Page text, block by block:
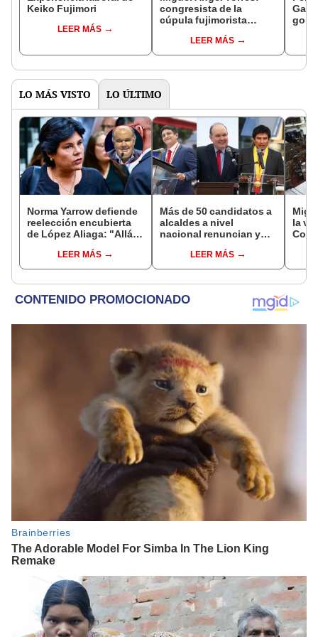
Keiko Fujimori
LEER MÁS
congresista de la
cúpula fujimorista
del SenadoLEER MÁS
LO MÁS VISTO LO ÚLTIMO
Norma Yarrow defiende
reelección encubierta
de López Aliaga: "Allá el
sacar la vuelta"
LEER MÁS
Más de 50 candidatos a
alcaldes a nivel
nacional renuncian y
encubiertaLEER MÁS
la